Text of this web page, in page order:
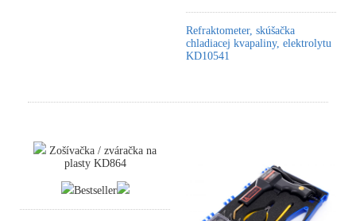
Refraktometer, skúšačka
chladiacej kvapaliny, elektrolytu
KD10541
Zošívačka / zváračka na
plasty KD864
Bestseller